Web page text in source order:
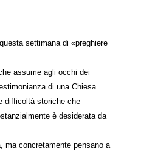
settimana di «preghiere
assume agli occhi dei
di una Chiesa
difficoltà storiche che
è desiderata da
ma concretamente pensano a